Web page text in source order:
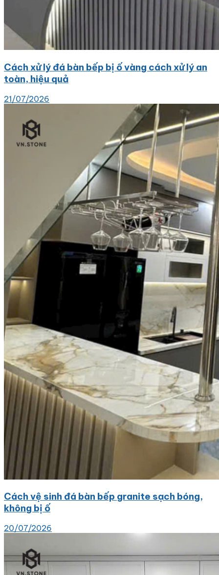
Cách xử lý đá bàn bếp bị ố vàng cách xử lý an
toàn, hiệu quả
21/07/2026
Cách vệ sinh đá bàn bếp granite sạch bóng,
không bị ố
20/07/2026